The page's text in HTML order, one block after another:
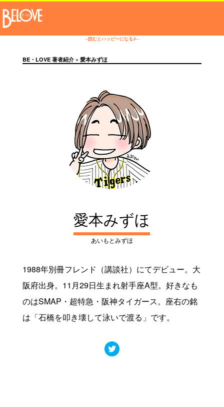
─読むとハッピーになる♪─
BE・LOVE 著者紹介» 愛本みずほ
愛本みずほ
あいもとみずほ
1988年別冊フレンド（講談社）にてデビュー。大
阪府出身。11月29日生まれ射手座A型。好きなも
のはSMAP・超特急・阪神タイガース。座右の銘
は「石橋を叩き壊して泳いで渡る」です。